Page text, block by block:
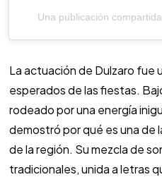
Una publicación
La actuación de Dulzaro fue
esperados de las fiestas.
rodeado por una energía
demostró por qué es una de
de la región. Su mezcla de
tradicionales, unida a letras